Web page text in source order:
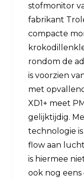
stofmonitor
fabrikant
compacte
rondom de
is voorzien
met
XD1+ meet
gelijktijdig.
technologie
flow aan
is hiermee
ook nog